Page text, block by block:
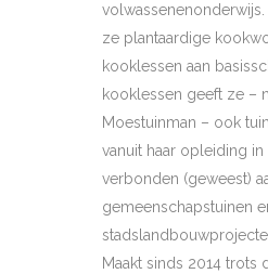
ze plantaardige
kooklessen aan
kooklessen geeft ze –
Moestuinman – ook
vanuit haar opleiding
verbonden (geweest)
gemeenschapstuinen
Maakt sinds 2014 trots